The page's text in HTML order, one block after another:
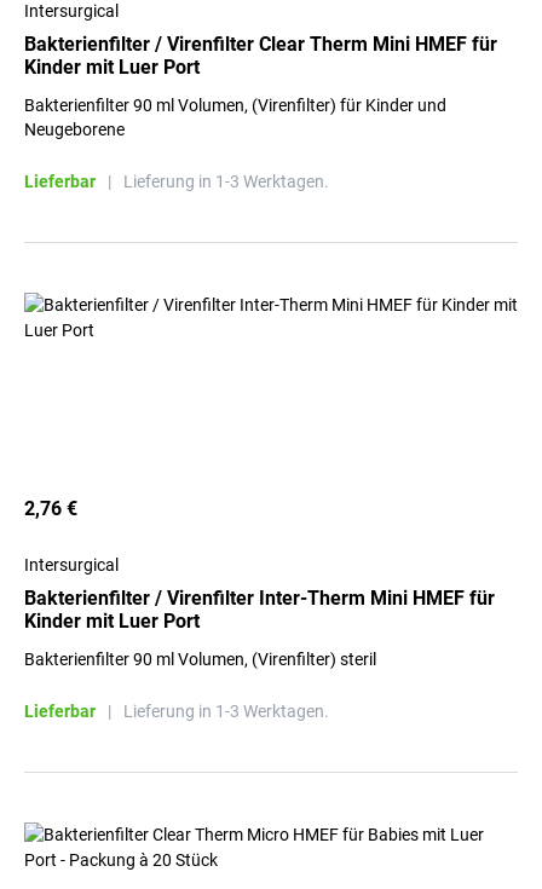
Intersurgical
Bakterienfilter / Virenfilter Clear Therm Mini HMEF für
Kinder mit Luer Port
Bakterienfilter 90 ml Volumen, (Virenfilter) für Kinder und
Neugeborene
Lieferbar | Lieferung in 1-3 Werktagen.
2,76 €
Intersurgical
Bakterienfilter / Virenfilter Inter-Therm Mini HMEF für
Kinder mit Luer Port
Bakterienfilter 90 ml Volumen, (Virenfilter) steril
Lieferbar | Lieferung in 1-3 Werktagen.